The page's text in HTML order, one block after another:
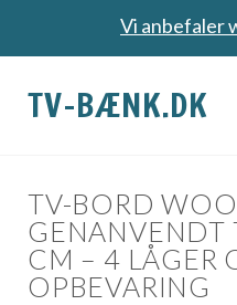
Vi anbefaler
TV-BÆNK.DK
TV-BORD
GENANVENDT
CM – 4 LÅGER
OPBEVARING